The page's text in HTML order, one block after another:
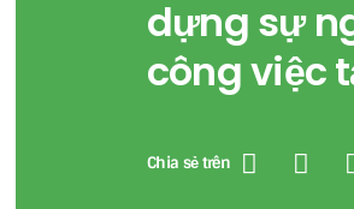
dựng sự
công việc
Chia sẻ trên